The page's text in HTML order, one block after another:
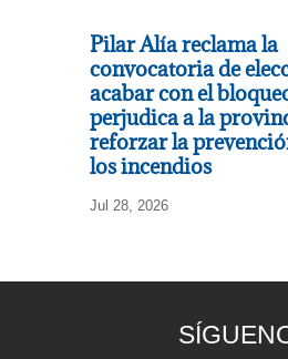
Pilar Alía reclama la
convocatoria de
acabar con el
perjudica a la
reforzar la
los incendios
Jul 28, 2026